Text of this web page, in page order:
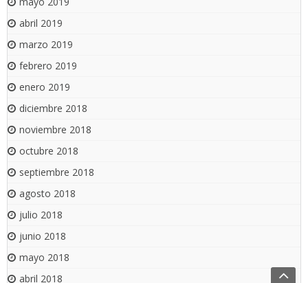
abril 2019
marzo 2019
febrero 2019
enero 2019
diciembre 2018
noviembre 2018
octubre 2018
septiembre 2018
agosto 2018
julio 2018
junio 2018
mayo 2018
abril 2018